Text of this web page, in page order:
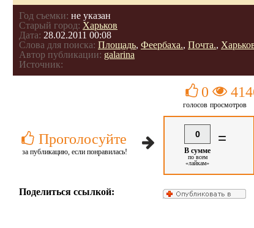
Год съемки: не указан
Старый город: Харьков
Дата: 28.02.2011 00:08
Слова для поиска: Площадь, Феербаха., Почта.,
Автор публикации: galarina
Источник:
Проголосуйте
за публикацию, если понравилась!
0
голосов просмотров
0
В сумме
по всем
«лайкам»
=
Поделиться ссылкой: